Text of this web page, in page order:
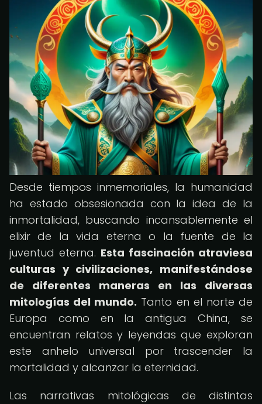
Desde tiempos inmemoriales, la humanidad
ha estado obsesionada con la idea de la
inmortalidad, buscando incansablemente el
elixir de la vida eterna o la fuente de la
juventud eterna. Esta fascinación atraviesa
culturas y civilizaciones, manifestándose
de diferentes maneras en las diversas
mitologías del mundo. Tanto en el norte de
Europa como en la antigua China, se
encuentran relatos y leyendas que exploran
este anhelo universal por trascender la
mortalidad y alcanzar la eternidad.
Las narrativas mitológicas de distintas